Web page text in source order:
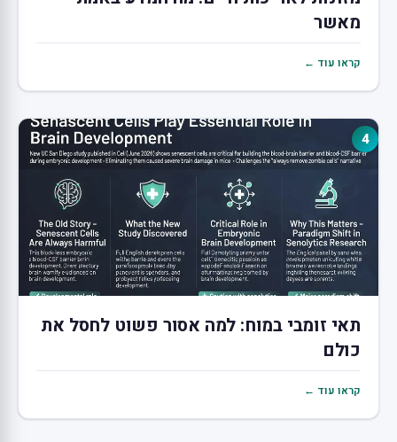
מאשר
קראו עוד ←
4
תאי זומבי במוח: למה אסור פשוט לחסל את
כולם
קראו עוד ←